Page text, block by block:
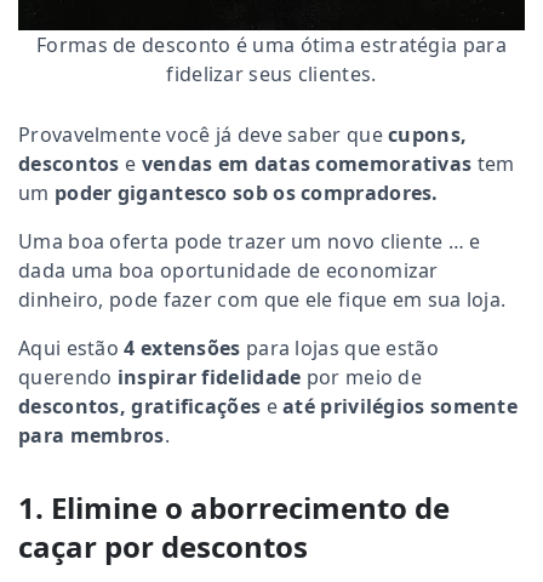
Formas de desconto é uma ótima estratégia para
fidelizar seus clientes.
Provavelmente você já deve saber quecupons,
descontos e vendas em datas comemorativas tem
um poder gigantesco sob os compradores.
Uma boa oferta pode trazer um novo cliente … e
dada uma boa oportunidade de economizar
dinheiro, pode fazer com que ele fique em sua loja.
Aqui estão4 extensões para lojas que estão
querendo inspirar fidelidade por meio de
descontos, gratificações eaté privilégios somente
para membros.
1. Elimine o aborrecimento de
caçar por descontos